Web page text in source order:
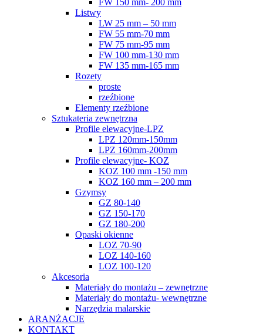
FW 150 mm- 200 mm
Listwy
LW 25 mm – 50 mm
FW 55 mm-70 mm
FW 75 mm-95 mm
FW 100 mm-130 mm
FW 135 mm-165 mm
Rozety
proste
rzeźbione
Elementy rzeźbione
Sztukateria zewnętrzna
Profile elewacyjne-LPZ
LPZ 120mm-150mm
LPZ 160mm-200mm
Profile elewacyjne- KOZ
KOZ 100 mm -150 mm
KOZ 160 mm – 200 mm
Gzymsy
GZ 80-140
GZ 150-170
GZ 180-200
Opaski okienne
LOZ 70-90
LOZ 140-160
LOZ 100-120
Akcesoria
Materiały do montażu – zewnętrzne
Materiały do montażu- wewnętrzne
Narzędzia malarskie
ARANŻACJE
KONTAKT